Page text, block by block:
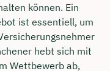
können. Ein
ist essentiell, um
hebt sich mit
Wettbewerb ab,